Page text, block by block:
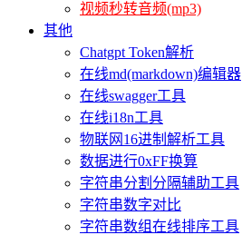
视频秒转音频(mp3)
其他
Chatgpt Token解析
在线md(markdown)编辑器
在线swagger工具
在线i18n工具
物联网16进制解析工具
数据进行0xFF换算
字符串分割分隔辅助工具
字符串数字对比
字符串数组在线排序工具